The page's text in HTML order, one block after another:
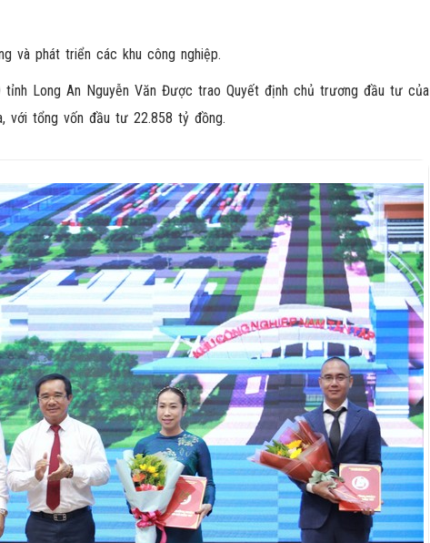
và phát triển các khu công nghiệp.
Long An Nguyễn Văn Được trao Quyết định chủ trương đầu tư của
với tổng vốn đầu tư 22.858 tỷ đồng.